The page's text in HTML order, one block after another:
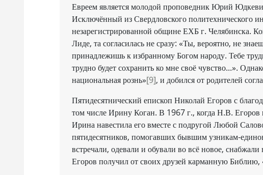
Евреем является молодой проповедник Юрий
Исключённый из Свердловского политехнического
незарегистрированной общине ЕХБ г. Челябинска.
Лиде, та согласилась не сразу: «Ты, вероятно, не
принадлежишь к избранному Богом народу. Тебе
трудно будет сохранить ко мне своё чувство...».
национальная рознь»[9], и добился от родителей
Пятидесятнический епископ Николай Егоров с
том числе Ирину Коган. В 1967 г., когда Н.В. Егоров
Ирина навестила его вместе с подругой Любой
пятидесятников, помогавших бывшим узникам-
встречали, одевали и обували во всё новое,
Егоров получил от своих друзей карманную